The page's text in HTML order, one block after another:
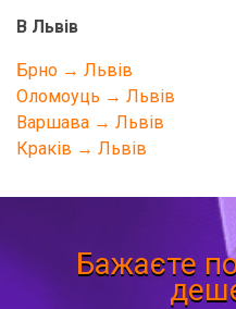
В Львів
Брно → Львів
Оломоуць → Львів
Варшава → Львів
Краків → Львів
Бажаєте